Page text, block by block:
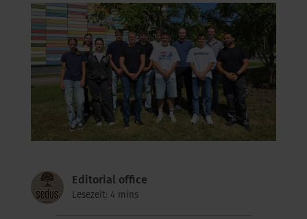
Editorial office
Lesezeit: 4 mins